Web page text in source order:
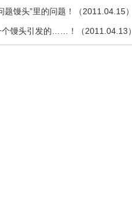
题馒头”里的问题！（2011.04.15）
个馒头引发的……！（2011.04.13）